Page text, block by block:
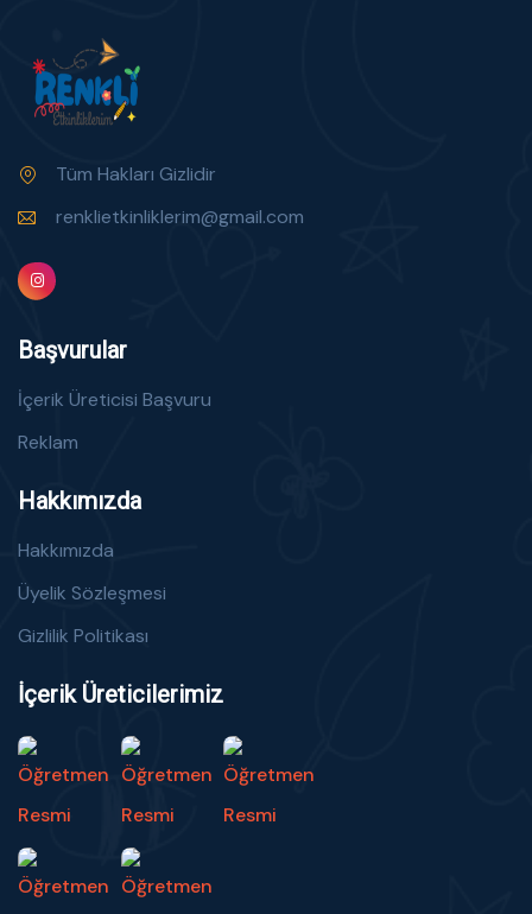
Tüm Hakları Gizlidir
renklietkinliklerim@gmail.com
Başvurular
İçerik Üreticisi Başvuru
Reklam
Hakkımızda
Hakkımızda
Üyelik Sözleşmesi
Gizlilik Politikası
İçerik Üreticilerimiz